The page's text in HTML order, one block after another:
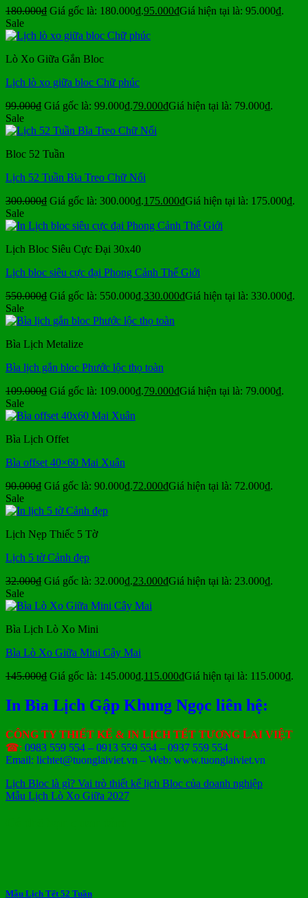
180.000₫ Giá gốc là: 180.000₫.95.000₫Giá hiện tại là: 95.000₫.
Sale
Lò Xo Giữa Gắn Bloc
Lịch lò xo giữa bloc Chữ phúc
99.000₫ Giá gốc là: 99.000₫.79.000₫Giá hiện tại là: 79.000₫.
Sale
Bloc 52 Tuần
Lịch 52 Tuần Bìa Treo Chữ Nổi
300.000₫ Giá gốc là: 300.000₫.175.000₫Giá hiện tại là: 175.000₫.
Sale
Lịch Bloc Siêu Cực Đại 30x40
Lịch bloc siêu cực đại Phong Cảnh Thế Giới
550.000₫ Giá gốc là: 550.000₫.330.000₫Giá hiện tại là: 330.000₫.
Sale
Bìa Lịch Metalize
Bìa lịch gắn bloc Phước lộc thọ toàn
109.000₫ Giá gốc là: 109.000₫.79.000₫Giá hiện tại là: 79.000₫.
Sale
Bìa Lịch Offet
Bìa offset 40×60 Mai Xuân
90.000₫ Giá gốc là: 90.000₫.72.000₫Giá hiện tại là: 72.000₫.
Sale
Lịch Nẹp Thiếc 5 Tờ
Lịch 5 tờ Cảnh đẹp
32.000₫ Giá gốc là: 32.000₫.23.000₫Giá hiện tại là: 23.000₫.
Sale
Bìa Lịch Lò Xo Mini
Bìa Lò Xo Giữa Mini Cây Mai
145.000₫ Giá gốc là: 145.000₫.115.000₫Giá hiện tại là: 115.000₫.
In Bìa Lịch Gập Khung Ngọc liên hệ:
CÔNG TY THIẾT KẾ & IN LỊCH TẾT TƯƠNG LAI VIỆT
☎: 0983 559 554 – 0913 559 554 – 0937 559 554
Email: lichtet@tuonglaiviet.vn – Web: www.tuonglaiviet.vn
Lịch Bloc là gì? Vai trò thiết kế lịch Bloc của doanh nghiệp
Mẫu Lịch Lò Xo Giữa 2027
Mẫu Lịch Tết 52 Tuần